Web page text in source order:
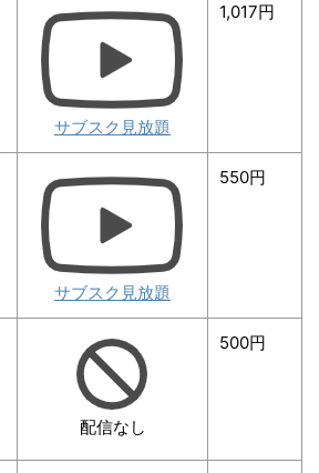
サブスク見放題
1,017円
サブスク見放題
550円
配信なし
500円